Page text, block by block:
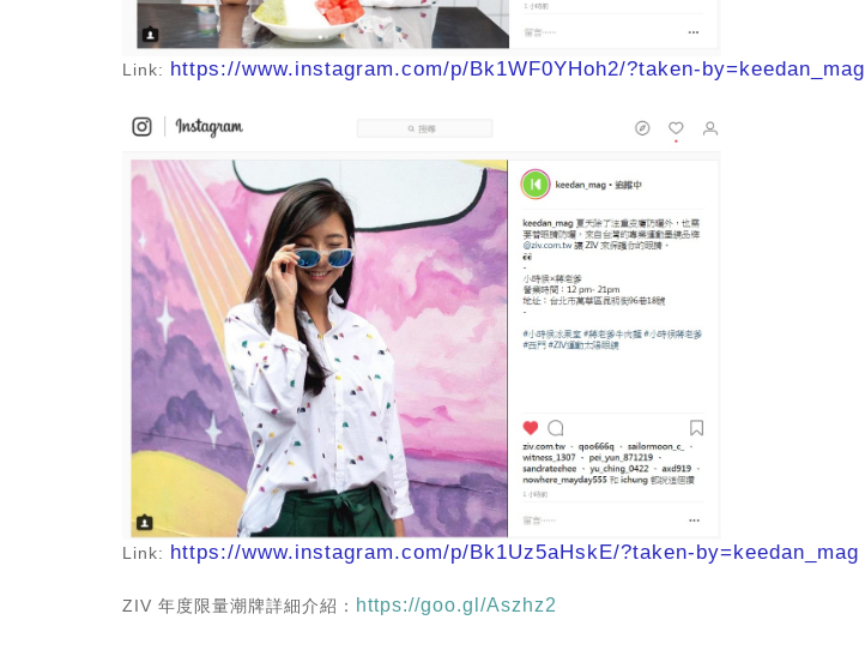
Link: https://www.instagram.com/p/Bk1WF0YHoh2/?taken-by=keedan_mag
Link: https://www.instagram.com/p/Bk1Uz5aHskE/?taken-by=keedan_mag
ZIV 年度限量潮牌詳細介紹： https://goo.gl/Aszhz2